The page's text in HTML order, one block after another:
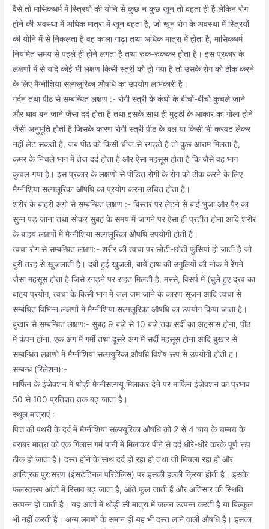
वैसे तो मासिकधर्म में स्त्रियों की योनि से कुछ न कुछ खून तो बहता ही है लेकिन रोग
होने की अवस्था में अधिक मात्रा में खून बहता है, जो खून रोग के अवस्था में स्त्रियों
की योनि में से निकलता है वह काला गाढ़ा तथा अधिक मात्रा में होता है, मासिकधर्म
नियमित समय से पहले ही होने लगता है तथा रुक-रुककर होता है। इस प्रकार के
लक्षणों में से यदि कोई भी लक्षण किसी स्त्री को हो गया है तो उसके रोग को ठीक करने
के लिए मैग्नीशिया सल्फ्लूरिका औषधि का उपयोग लाभकारी है।
गर्दन तथा पीठ से सम्बन्धित लक्षण :- रोगी स्त्री के कंधों के बीचों-बीचों कुचले जाने
और घाव बन जाने जैसा दर्द होता है तथा इसके साथ ही मुट्ठी के आकार का गोला होने
जैसी अनुभूति होती है जिसके कारण रोगी स्त्री पीठ के बल या किसी भी करवट लेकर
नहीं लेट सकती है, जब पीठ को किसी चीज से रगड़ते हैं तो कुछ आराम मिलता है,
कमर के निचले भाग में तेज दर्द होता है और ऐसा महसूस होता है कि जैसे वह भाग
कुचल गया है। इस प्रकार के लक्षणों से पीड़ित रोगी के रोग को ठीक करने के लिए
मैग्नीशिया सल्फ्लूरिका औषधि का प्रयोग करना उचित होता है।
शरीर के बाहरी अंगों से सम्बन्धित लक्षण :- बिस्तर पर लेटने से बाईं भुजा और पैर का
सुन्न पड़ जाना तथा सोकर सुबह के समय में जागने पर ऐसा ही प्रतीत होना आदि शरीर
के बाहय लक्षणों में मैग्नीशिया सल्फ्लूरिका औषधि उपयोगी होती है।
त्वचा रोग से सम्बन्धित लक्षण:- शरीर की त्वचा पर छोटी-छोटी फुंसियां हो जाती है जो
बुरी तरह से खुजलाती है। दबी हुई खुजली, बायें हाथ की उंगुलियों की नोक में रेंगने
जैसा महसूस होता है जिसे रगड़ने पर राहत मिलती है, मस्से, विसर्प में (घुले हुए द्रव का
बाहय प्रयोग, त्वचा के किसी भाग में जल जम जाने के कारण सूजन आदि त्वचा से
सम्बंधित विभिन्न लक्षणों में मैग्नीशिया सल्फ्लूरिका औषधि का उपयोग किया जाता है।
बुखार से सम्बन्धित लक्षण:- सुबह 9 बजे से 10 बजे तक सर्दी का अहसास होना, पीठ
में कंपन होना, एक अंग में गर्मी तथा दूसरे अंग में सर्दी महसूस होना आदि बुखार से
सम्बन्धित लक्षणों में मैग्नीशिया सल्फ्यूरिका औषधि विशेष रूप से उपयोगी होती ह।
सम्बन्ध (रिलेशन):-
मार्फिन के इंजेक्शन में थोड़ी मैग्नीसल्फ्यू मिलाकर देने पर मार्फिन इंजेक्शन का प्रभाव
50 से 100 प्रतिशत तक बढ़ जाता है।
स्थूल मात्राएं :
पित्त की पथरी के दर्द में मैग्नीशिया सल्फ्यूरिका औषधि को 2 से 4 चाय के चम्मच के
बराबर मात्रा को एक गिलास गर्म पानी में मिलाकर पीने से दर्द धीरे-धीरे करके पूर्ण रूप
ठीक हो जाता है। दस्त होने के साथ दर्द हो रहा हो तथा जी मिचला रहा हो और
आन्त्रिक पुर:सरण (इंसटेटिनल परिटेलिस) पर इसकी हल्की क्रिया होती है। इसके
फलस्वरूप आंतों में रिसाव बढ़ जाता है, आंते फूल जाती हैं और अतिसार की स्थिति
उत्पन्न हो जाती है। यह आंतों में थोड़ी सी मात्रा में जलन उत्पन्न करती है या बिल्कुल
भी नहीं करती है। अन्य लवणों के समान ही यह भी दस्त लाने वाली औषधि है। इसका